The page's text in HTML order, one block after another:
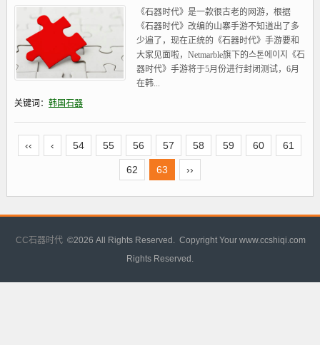
《石器时代》是一款很古老的网游，根据
《石器时代》改编的山寨手游不知道出了多
少遍了，现在正统的《石器时代》手游要和
大家见面啦，Netmarble旗下的스톤에이지《石
器时代》手游将于5月份进行封闭测试，6月
在韩...
关键词： 韩国石器
‹‹ ‹ 54 55 56 57 58 59 60 61
62 63 ››
CC石器时代 ©2026 All Rights Reserved. Copyright Your www.ccshiqi.com
Rights Reserved.